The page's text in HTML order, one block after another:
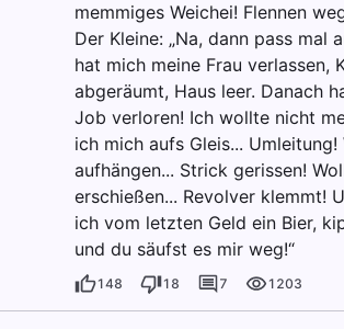
memmiges Weichei! Flennen
Der Kleine: „Na, dann pass mal
hat mich meine Frau verlassen,
abgeräumt, Haus leer. Danach
Job verloren! Ich wollte nicht
ich mich aufs Gleis...
aufhängen... Strick gerissen!
erschießen... Revolver klemmt!
ich vom letzten Geld ein Bier,
und du säufst es mir weg!“
148 18 7 1203